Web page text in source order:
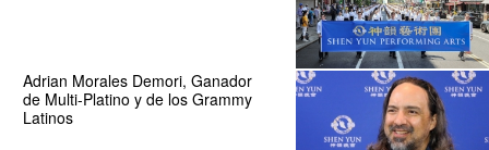
Adrian Morales Demori, Ganador
de Multi-Platino y de los Grammy
Latinos